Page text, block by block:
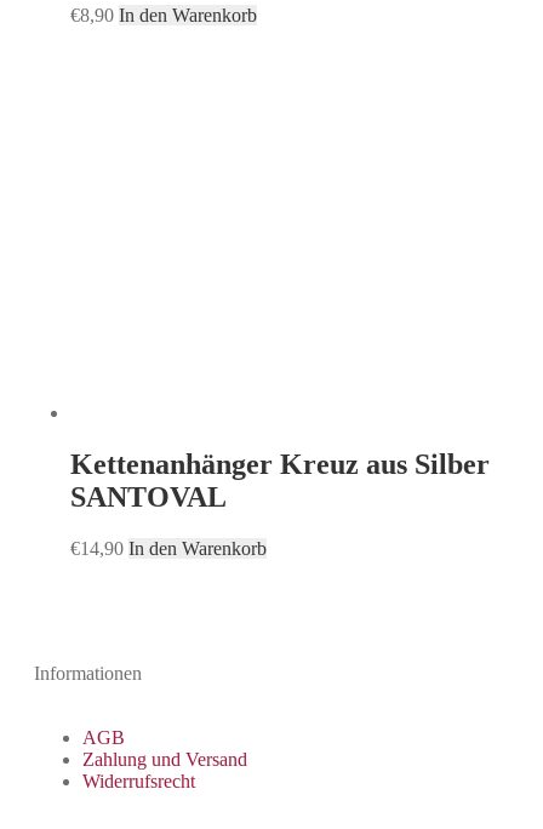
€8,90 In den Warenkorb
Kettenanhänger Kreuz aus Silber
SANTOVAL
€14,90 In den Warenkorb
Informationen
AGB
Zahlung und Versand
Widerrufsrecht